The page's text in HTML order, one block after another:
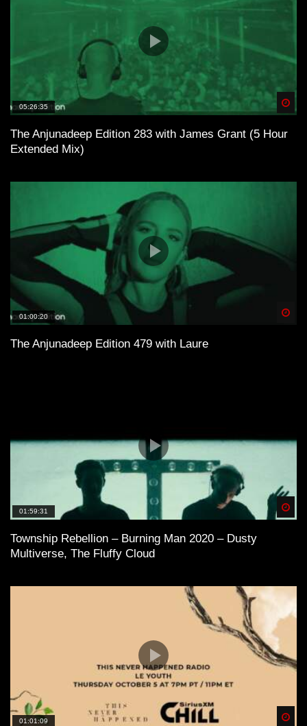
05:26:35
The Anjunadeep Edition 283 with James Grant (5 Hour
Extended Mix)
01:00:20
The Anjunadeep Edition 479 with Laure
01:59:31
Township Rebellion – Burning Man 2020 – Dusty
Multiverse, The Fluffy Cloud
01:01:09